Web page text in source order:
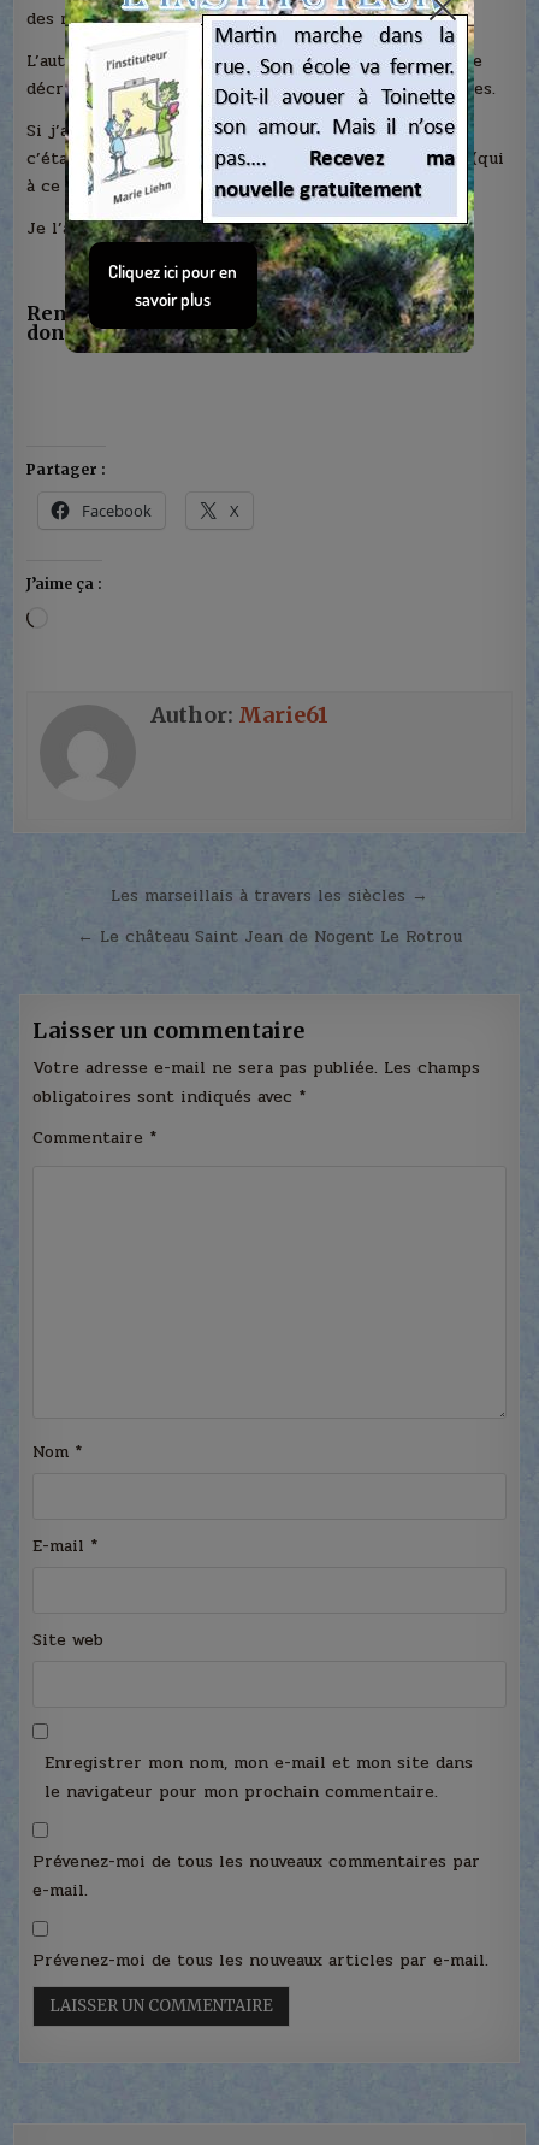
des marins, je pense.
L’auteur décrit bien ce que c’est que le halage. Et elle
décrit à merveille les sentiments des uns et des autres.
Si j’ai acheté « Les bateleurs du Rhône », au départ,
c’était pour me renseigner pour mon dernier roman (qui
à ce jour 24.01205) n’est pas encore publié.
Je l’ai bien aimé.
Renseignements pris sur Wikipédia, liens
donnés ci-dessus
Partager :
Facebook X
J’aime ça :
Author: Marie61
Navigation
Les marseillais à travers les siècles →
← Le château Saint Jean de Nogent Le Rotrou
Laisser un commentaire
Votre adresse e-mail ne sera pas publiée. Les champs
obligatoires sont indiqués avec *
Commentaire *
Nom *
E-mail *
Site web
Enregistrer mon nom, mon e-mail et mon site dans
le navigateur pour mon prochain commentaire.
Prévenez-moi de tous les nouveaux commentaires par
e-mail.
Prévenez-moi de tous les nouveaux articles par e-mail.